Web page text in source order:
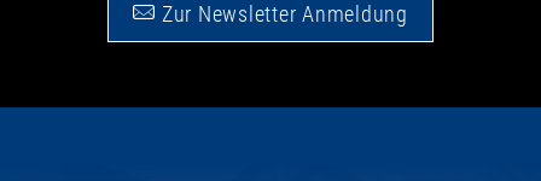
Zur Newsletter Anmeldung